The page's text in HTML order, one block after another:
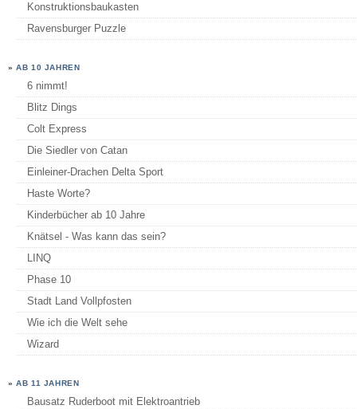
Konstruktionsbaukasten
Ravensburger Puzzle
»AB 10 JAHREN
6 nimmt!
Blitz Dings
Colt Express
Die Siedler von Catan
Einleiner-Drachen Delta Sport
Haste Worte?
Kinderbücher ab 10 Jahre
Knätsel - Was kann das sein?
LINQ
Phase 10
Stadt Land Vollpfosten
Wie ich die Welt sehe
Wizard
»AB 11 JAHREN
Bausatz Ruderboot mit Elektroantrieb